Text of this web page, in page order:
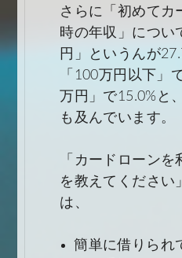
さらに「初めてカ
時の年収」につい
円」というんが
「100万円以下」
万円」で15.0%と
も及んでいます。
「カードローン
を教えてください
は、
簡単に借りられ